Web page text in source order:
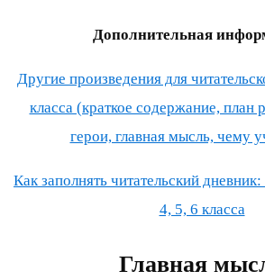
Дополнительная
Другие произведения для
класса (краткое содержание, план
герои, главная мысль, чему
Как заполнять читательский
4, 5, 6 класса
Главная